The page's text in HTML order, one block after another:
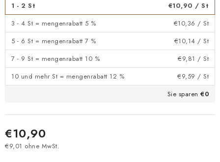
1 - 2 St €10,90 / St
3 - 4 St = mengenrabatt 5 %
€10,36 / St
5 - 6 St = mengenrabatt 7 %
€10,14 / St
7 - 9 St = mengenrabatt 10 %
€9,81 / St
10 und mehr St = mengenrabatt 12 %
€9,59 / St
Sie sparen €0
€10,90
€9,01 ohne MwSt.